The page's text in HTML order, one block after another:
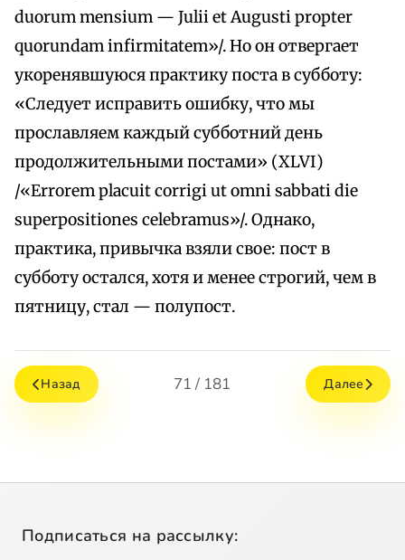
duorum mensium — Julii et Augusti propter
quorundam infirmitatem»/. Но он отвергает
укоренявшуюся практику поста в субботу:
«Следует исправить ошибку, что мы
прославляем каждый субботний день
продолжительными постами» (XLVI)
/«Errorem placuit corrigi ut omni sabbati die
superpositiones celebramus»/. Однако,
практика, привычка взяли свое: пост в
субботу остался, хотя и менее строгий, чем в
пятницу, стал — полупост.
Назад 71 / 181 Далее
Подписаться на рассылку: